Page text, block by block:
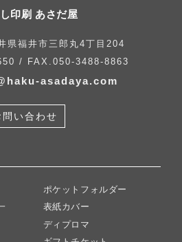
印刷 あさだ屋
県福井市三郎丸4丁目204
/ FAX.050-3488-8863
asadaya.com
問い合わせ
ポケットフォルダー
表紙カバー
ディプロマ